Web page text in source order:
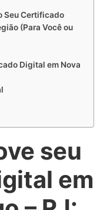
Seu Certificado
(Para Você ou
Digital em Nova
seu
em